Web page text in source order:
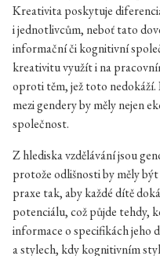
Kreativita poskytuje
i jednotlivcům, neboť tato
informační či kognitivní
kreativitu využít i na
oproti těm, jež toto
mezi gendery by měly nejen
společnost.
Z hlediska vzdělávání jsou
protože odlišnosti by měly
praxe tak, aby každé dítě
potenciálu, což půjde tehdy,
informace o specifikách jeho
a stylech, kdy kognitivním